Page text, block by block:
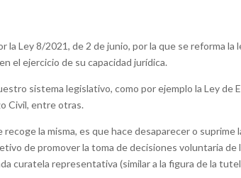
Ley 8/2021, de 2 de junio, por la que se reforma la
el ejercicio de su capacidad jurídica.
sistema legislativo, como por ejemplo la Ley de
Civil, entre otras.
la misma, es que hace desaparecer o
de promover la toma de decisiones voluntaria de
curatela representativa (similar a la figura de la